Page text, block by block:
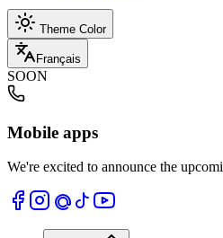
Theme Color
Français
SOON
Mobile apps
We're excited to announce the